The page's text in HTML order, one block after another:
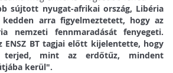
sújtott nyugat-afrikai ország, Libéria
arra figyelmeztetett, hogy az
nemzeti fennmaradását fenyegeti.
ENSZ BT tagjai előtt kijelentette, hogy
mint az erdőtűz, mindent
kerül".